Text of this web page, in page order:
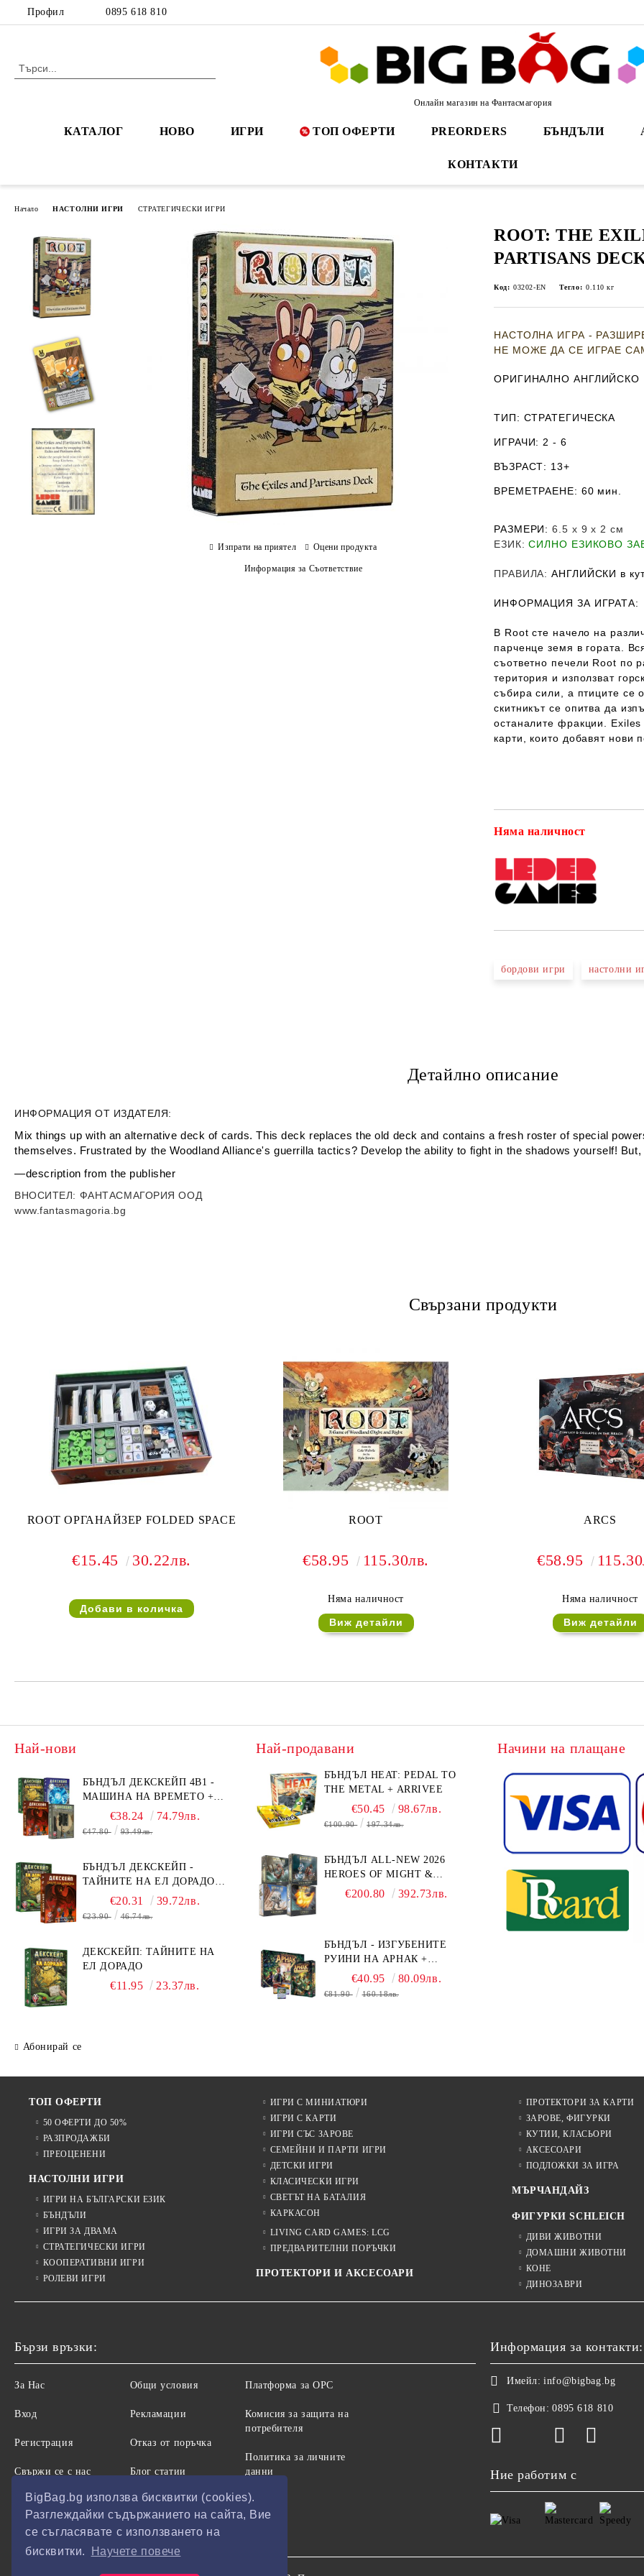
BigBag.bg използва бисквитки (cookies).
Разглеждайки съдържанието на сайта, Вие
се съгласявате с използването на
бисквитки.
Научете повече
Профил 0895 618 810
Онлайн магазин на Фантасмагория
КАТАЛОГ НОВО ИГРИ ТОП ОФЕРТИ PREORDERS БЪНДЪЛИ
КОНТАКТИ
Начало НАСТОЛНИ ИГРИ СТРАТЕГИЧЕСКИ ИГРИ
ROOT: THE
PARTISANS
Код: 03202-EN Тегло: 0.110 кг
НАСТОЛНА ИГРА -
НЕ МОЖЕ ДА СЕ ИГРАЕ
ОРИГИНАЛНО АНГЛИЙСКО
ТИП: СТРАТЕГИЧЕСКА
ИГРАЧИ: 2 - 6
ВЪЗРАСТ: 13+
ВРЕМЕТРАЕНЕ: 60 мин.
РАЗМЕРИ:6.5 х 9 х 2 см
ЕЗИК:СИЛНО ЕЗИКОВО
ПРАВИЛА: АНГЛИЙСКИ в
ИНФОРМАЦИЯ ЗА ИГРАТА:
В Root сте начело на
парченце земя в гората.
съответно печели Root по
територия и използват
събира сили, а птиците се
скитникът се опитва да
останалите фракции.
карти, които добавят нови
Няма наличност
бордови игри настолни
Изпрати на приятел Оцени продукта
Информация за Съответствие
Детайлно описание
ИНФОРМАЦИЯ ОТ ИЗДАТЕЛЯ:
Mix things up with an alternative deck of cards. This deck replaces the old deck and contains a fresh roster of special
themselves. Frustrated by the Woodland Alliance's guerrilla tactics? Develop the ability to fight in the shadows yourself!
—description from the publisher
ВНОСИТЕЛ: ФАНТАСМАГОРИЯ ООД
www.fantasmagoria.bg
Свързани продукти
ROOT ОРГАНАЙЗЕР FOLDED SPACE
€15.45 30.22лв.
ROOT
€58.95 115.30лв.
Няма наличност
Виж детайли
ARCS
€58.95
Няма наличност
Виж детайли
Най-нови
БЪНДЪЛ ДЕКСКЕЙП 4В1 -
МАШИНА НА ВРЕМЕТО +
БЯГСТВО ОТ АЛКАТРАЗ +
ТАЙНИТЕ НА ЕЛ ДОРАДО +
€38.24 74.79лв.
€47.80 93.49лв.
БЪНДЪЛ ДЕКСКЕЙП -
ТАЙНИТЕ НА ЕЛ ДОРАДО +
ОЧИТЕ НА ДРАКОНА
€20.31 39.72лв.
€23.90 46.74лв.
ДЕКСКЕЙП: ТАЙНИТЕ НА
ЕЛ ДОРАДО
€11.95 23.37лв.
Абонирай се
Най-продавани
БЪНДЪЛ HEAT: PEDAL TO
THE METAL + ARRIVEE
€50.45 98.67лв.
€100.90 197.34лв.
БЪНДЪЛ ALL-NEW 2026
HEROES OF MIGHT &
MAGIC III: THE BOARD
€200.80 392.73лв.
БЪНДЪЛ - ИЗГУБЕНИТЕ
РУИНИ НА АРНАК +
ВОДАЧИ НА ЕКСПЕДИЦИИ
+ ПРОМО КАРТИ
€40.95 80.09лв.
€81.90 160.18лв.
Начини на плащане
ТОП ОФЕРТИ
50 ОФЕРТИ ДО 50%
РАЗПРОДАЖБИ
ПРЕОЦЕНЕНИ
НАСТОЛНИ ИГРИ
ИГРИ НА БЪЛГАРСКИ ЕЗИК
БЪНДЪЛИ
ИГРИ ЗА ДВАМА
СТРАТЕГИЧЕСКИ ИГРИ
КООПЕРАТИВНИ ИГРИ
РОЛЕВИ ИГРИ
ИГРИ С МИНИАТЮРИ
ИГРИ С КАРТИ
ИГРИ СЪС ЗАРОВЕ
СЕМЕЙНИ И ПАРТИ ИГРИ
ДЕТСКИ ИГРИ
КЛАСИЧЕСКИ ИГРИ
СВЕТЪТ НА БАТАЛИЯ
КАРКАСОН
LIVING CARD GAMES: LCG
ПРЕДВАРИТЕЛНИ ПОРЪЧКИ
ПРОТЕКТОРИ И АКСЕСОАРИ
ПРОТЕКТОРИ ЗА КАРТИ
ЗАРОВЕ, ФИГУРКИ
КУТИИ, КЛАСЬОРИ
АКСЕСОАРИ
ПОДЛОЖКИ ЗА ИГРА
МЪРЧАНДАЙЗ
ФИГУРКИ SCHLEICH
ДИВИ ЖИВОТНИ
ДОМАШНИ ЖИВОТНИ
КОНЕ
ДИНОЗАВРИ
Бързи връзки:
За Нас
Вход
Регистрация
Свържи се с нас
Общи условия
Рекламации
Отказ от поръчка
Блог статии
Платформа за ОРС
Комисия за защита на
потребителя
Политика за личните
данни
Информация за контакти:
Имейл: info@bigbag.bg
Телефон: 0895 618 810
Ние работим с